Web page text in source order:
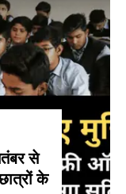
से
के